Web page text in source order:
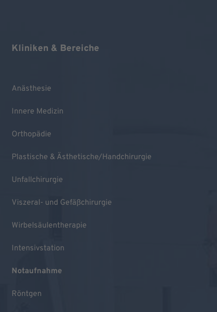
Kliniken & Bereiche
Anästhesie
Innere Medizin
Orthopädie
Plastische & Ästhetische/Handchirurgie
Unfallchirurgie
Viszeral- und Gefäßchirurgie
Wirbelsäulentherapie
Intensivstation
Notaufnahme
Röntgen